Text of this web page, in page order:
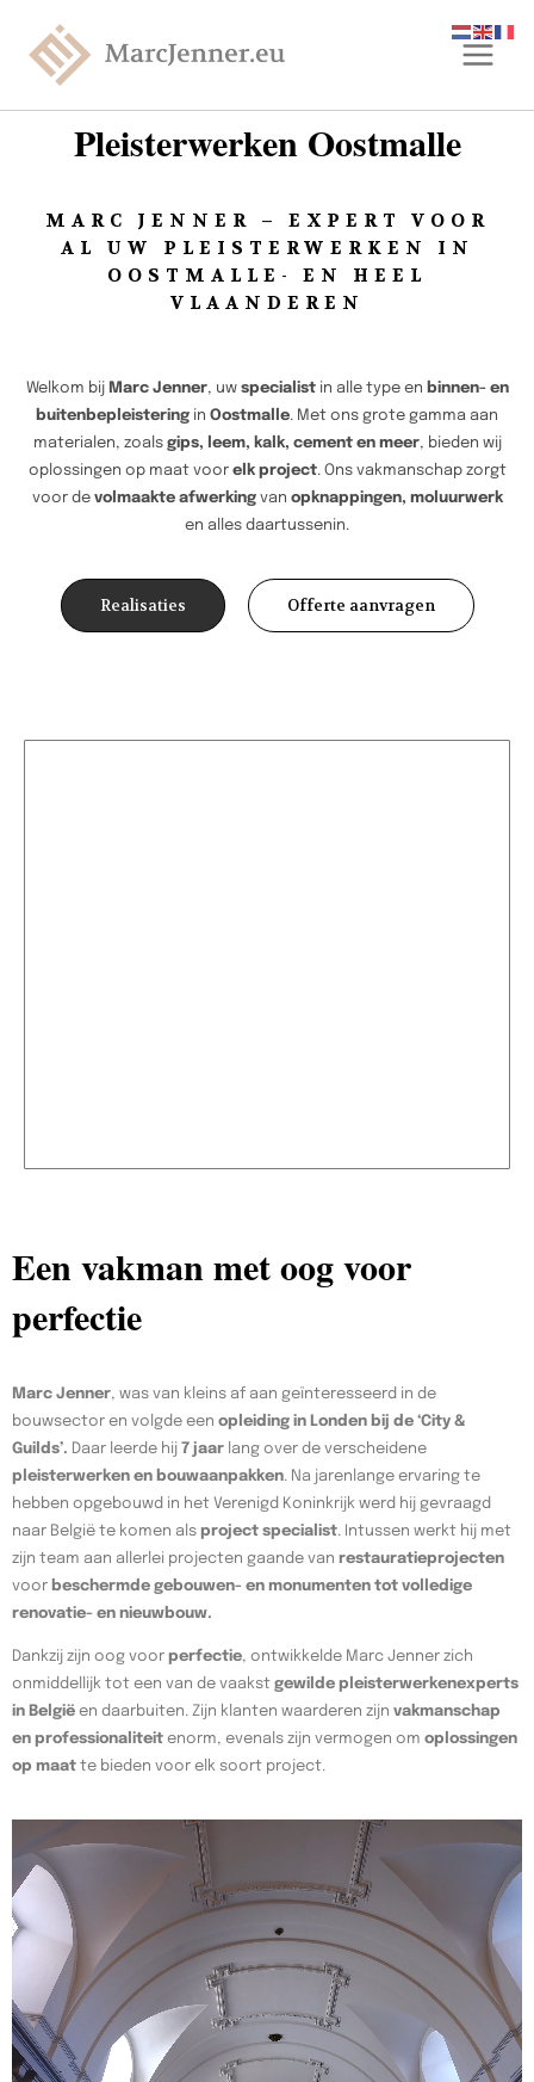
Pleisterwerken Oostmalle
MARC JENNER – EXPERT VOOR
AL UW PLEISTERWERKEN IN
OOSTMALLE- EN HEEL
VLAANDEREN
Welkom bij Marc Jenner, uw specialistin alle type en binnen- en
buitenbepleistering in Oostmalle. Met ons grote gamma aan
materialen, zoals gips, leem, kalk, cement en meer, bieden wij
oplossingen op maat voor elk project. Ons vakmanschap zorgt
voor de volmaakte afwerkingvan opknappingen, moluurwerk
en alles daartussenin.
Realisaties Offerte aanvragen
Een vakman met oog voor
perfectie
Marc Jenner, was van kleins af aan geïnteresseerd in de
bouwsector en volgde een opleiding in Londen bij de ‘City &
Guilds’. Daar leerde hij 7 jaar lang over de verscheidene
pleisterwerken en bouwaanpakken. Na jarenlange ervaring te
hebben opgebouwd in het Verenigd Koninkrijk werd hij gevraagd
naar België te komen als project specialist. Intussen werkt hij met
zijn team aan allerlei projecten gaande van restauratieprojecten
voor beschermde gebouwen- en monumenten tot volledige
renovatie- en nieuwbouw.
Dankzij zijn oog voor perfectie, ontwikkelde Marc Jenner zich
onmiddellijk tot een van de vaakst gewilde pleisterwerkenexperts
in België en daarbuiten. Zijn klanten waarderen zijn vakmanschap
en professionaliteit enorm, evenals zijn vermogen om oplossingen
op maat te bieden voor elk soort project.